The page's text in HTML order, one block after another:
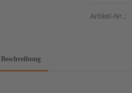
Artikel-Nr.:
Beschreibung